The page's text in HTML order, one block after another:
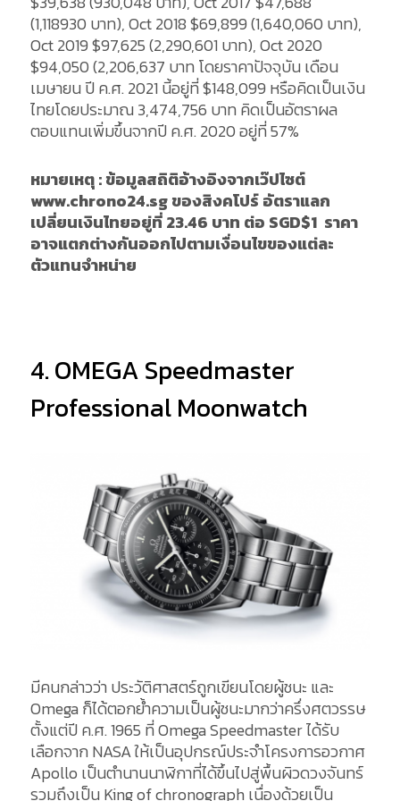
(1,118930 บาท), Oct 2018 $69,899 (1,640,060 บาท),
Oct 2019 $97,625 (2,290,601 บาท), Oct 2020
$94,050 (2,206,637 บาท โดยราคาปัจจุบัน เดือน
เมษายน ปี ค.ศ. 2021 นี้อยู่ที่ $148,099 หรือคิดเป็นเงิน
ไทยโดยประมาณ 3,474,756 บาท คิดเป็นอัตราผล
ตอบแทนเพิ่มขึ้นจากปี ค.ศ. 2020 อยู่ที่ 57%
หมายเหตุ : ข้อมูลสถิติอ้างอิงจากเว๊ปไซต์
www.chrono24.sg ของสิงคโปร์ อัตราแลก
เปลี่ยนเงินไทยอยู่ที่ 23.46 บาท ต่อ SGD$1 ราคา
อาจแตกต่างกันออกไปตามเงื่อนไขของแต่ละ
ตัวแทนจำหน่าย
4. OMEGA Speedmaster
Professional Moonwatch
มีคนกล่าวว่า ประวัติศาสตร์ถูกเขียนโดยผู้ชนะ และ
Omega ก็ได้ตอกย้ำความเป็นผู้ชนะมากว่าครึ่งศตวรรษ
ตั้งแต่ปี ค.ศ. 1965 ที่ Omega Speedmaster ได้รับ
เลือกจาก NASA ให้เป็นอุปกรณ์ประจำโครงการอวกาศ
Apollo เป็นตำนานนาฬิกาที่ได้ขึ้นไปสู่พื้นผิวดวงจันทร์
รวมถึงเป็น King of chronograph เนื่องด้วยเป็น